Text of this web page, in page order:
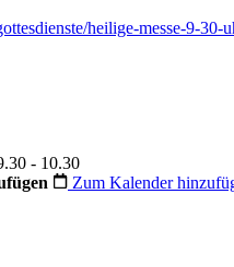
heilige-messe-9-30-
- 10.30
Zum Kalender